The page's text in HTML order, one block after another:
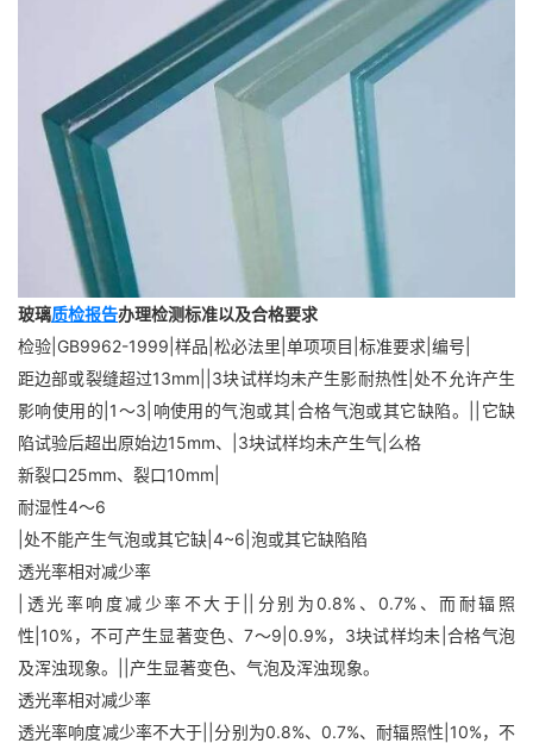
玻璃质检报告办理检测标准以及合格要求
检验|GB9962-1999|样品|松必法里|单项项目|标准要求|编号|
距边部或裂缝超过13mm||3块试样均未产生影耐热性|处不允许产生
影响使用的|1～3|响使用的气泡或其|合格气泡或其它缺陷。||它缺
陷试验后超出原始边15mm、|3块试样均未产生气|么格
新裂口25mm、裂口10mm|
耐湿性4～6
|处不能产生气泡或其它缺|4~6|泡或其它缺陷陷
透光率相对减少率
|透光率响度减少率不大于||分别为0.8%、0.7%、而耐辐照
性|10%，不可产生显著变色、7～9|0.9%，3块试样均未|合格气泡
及浑浊现象。||产生显著变色、气泡及浑浊现象。
透光率相对减少率
透光率响度减少率不大于||分别为0.8%、0.7%、耐辐照性|10%，不